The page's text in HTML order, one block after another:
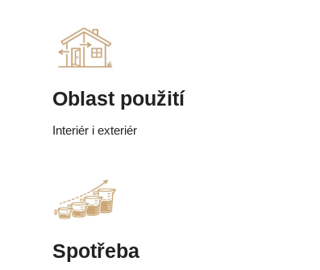
Oblast použití
Interiér i exteriér
Spotřeba